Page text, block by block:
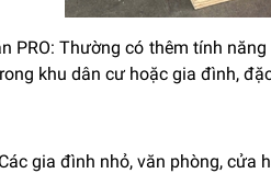
PRO: Thường có thêm tính
khu dân cư hoặc gia đình,
gia đình nhỏ, văn phòng, cửa